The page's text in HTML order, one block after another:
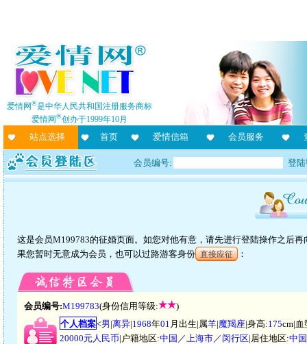
爱情网®是中华人民共和国注册服务商标
爱情网®创办于1999年10月
站点选择 首页 爱情信箱 会员服务
会员编号: 登
这是会员M199783的征婚页面。如您对他有意，请先进行登陆操作之后
果您暂时无意成为会员，也可以过路游客身份 直接应征 ：
会员编号:M199783(身份信用等级:
)
个人档案<男|离异|1968年01 月出生|属羊|魔羯座|身高:175cm|血
20000元人民币|户籍地区:中国／上海市／闵行区|居住地区:中